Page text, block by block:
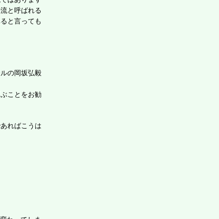
と呼ばれる
と言っても
の岡坂弘毅
ことをお勧
ればこうは